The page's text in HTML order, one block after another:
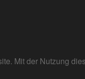
Mit der Nutzung